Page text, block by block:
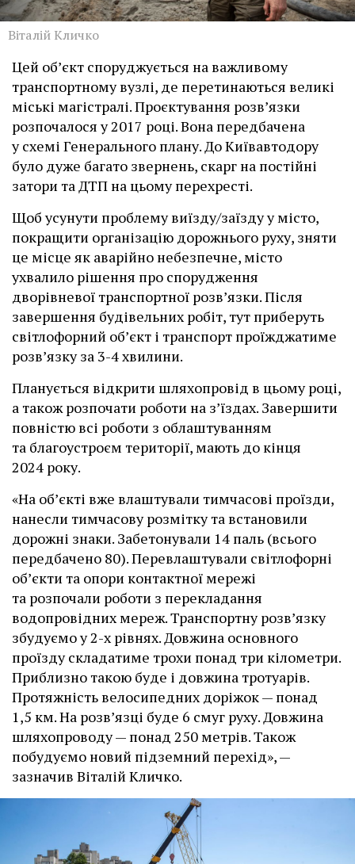
Віталій Кличко
Цей об’єкт споруджується на важливому
транспортному вузлі, де перетинаються великі
міські магістралі. Проєктування розв’язки
розпочалося у 2017 році. Вона передбачена
у схемі Генерального плану. До Київавтодору
було дуже багато звернень, скарг на постійні
затори та ДТП на цьому перехресті.
Щоб усунути проблему виїзду/заїзду у місто,
покращити організацію дорожнього руху, зняти
це місце як аварійно небезпечне, місто
ухвалило рішення про спорудження
дворівневої транспортної розв’язки. Після
завершення будівельних робіт, тут приберуть
світлофорний об’єкт і транспорт проїжджатиме
розв’язку за 3-4 хвилини.
Планується відкрити шляхопровід в цьому році,
а також розпочати роботи на з’їздах. Завершити
повністю всі роботи з облаштуванням
та благоустроєм території, мають до кінця
2024 року.
«На об’єкті вже влаштували тимчасові проїзди,
нанесли тимчасову розмітку та встановили
дорожні знаки. Забетонували 14 паль (всього
передбачено 80). Перевлаштували світлофорні
об’єкти та опори контактної мережі
та розпочали роботи з перекладання
водопровідних мереж. Транспортну розв’язку
збудуємо у 2-х рівнях. Довжина основного
проїзду складатиме трохи понад три кілометри.
Приблизно такою буде і довжина тротуарів.
Протяжність велосипедних доріжок — понад
1,5 км. На розв’язці буде 6 смуг руху. Довжина
шляхопроводу — понад 250 метрів. Також
побудуємо новий підземний перехід», —
зазначив Віталій Кличко.